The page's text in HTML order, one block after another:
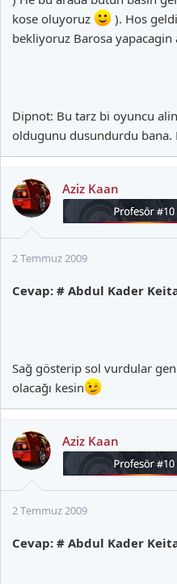
kose oluyoruz
). Hos
bekliyoruz Barosa
Dipnot: Bu tarz bi oyuncu
oldugunu dusundurdu bana.
Aziz Kaan
2 Temmuz 2009
Cevap: # Abdul Kader
Sağ gösterip sol vurdular
olacağı kesin
Aziz Kaan
2 Temmuz 2009
Cevap: # Abdul Kader